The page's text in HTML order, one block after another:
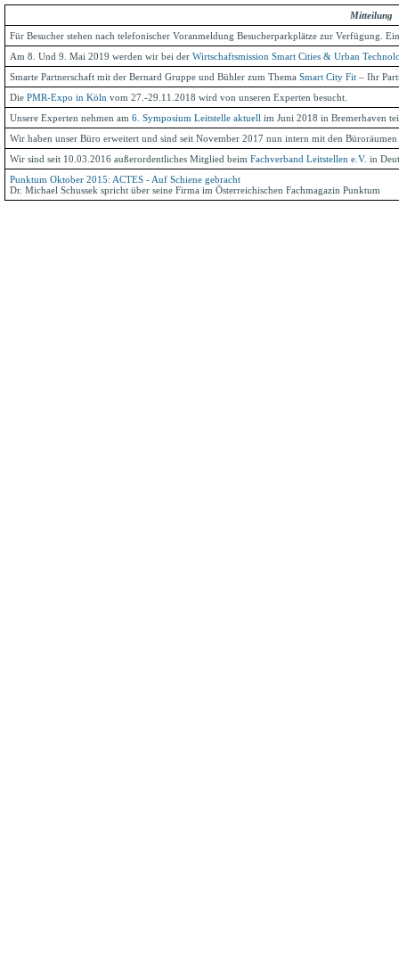
Mitteilung
Für Besucher stehen nach telefonischer Voranmeldung Besucherparkplätze zur Verfügung.
Am 8. Und 9. Mai 2019 werden wir bei der Wirtschaftsmission Smart Cities & Urban
Smarte Partnerschaft mit der Bernard Gruppe und Bühler zum Thema Smart City Fit – Ihr
Die PMR-Expo in Köln vom 27.-29.11.2018 wird von unseren Experten besucht.
Unsere Experten nehmen am 6. Symposium Leitstelle aktuell im Juni 2018 in Bremerhaven
Wir haben unser Büro erweitert und sind seit November 2017 nun intern mit den
Wir sind seit 10.03.2016 außerordentliches Mitglied beim Fachverband Leitstellen e.V. in
Punktum Oktober 2015: ACTES - Auf Schiene gebracht
Dr. Michael Schussek spricht über seine Firma im Österreichischen Fachmagazin Punktum